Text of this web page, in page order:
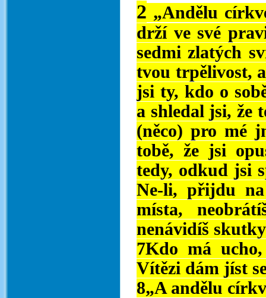
2 „Andělu
drží ve své
sedmi zlatých
tvou trpělivost,
jsi ty, kdo o
a shledal jsi, že
(něco) pro mé
tobě, že jsi
tedy, odkud jsi
Ne-li, přijdu
místa,
nenávidíš
7Kdo má
Vítězi dám jíst
8„A andělu